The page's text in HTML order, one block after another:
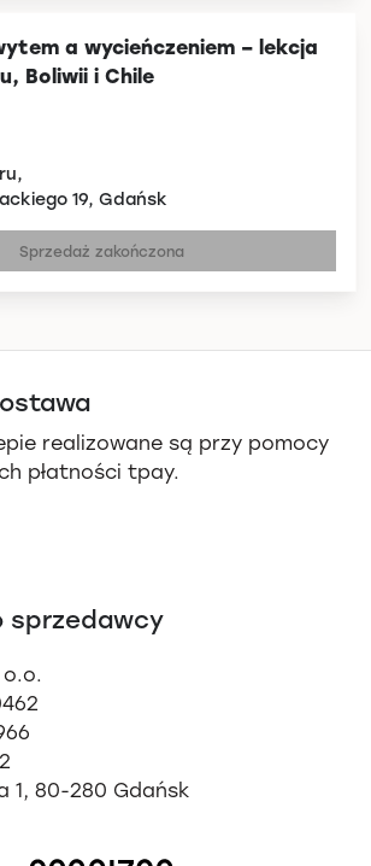
a wycieńczeniem – lekcja
Boliwii i Chile
19, Gdańsk
Sprzedaż zakończona
realizowane są przy pomocy
płatności tpay.
sprzedawcy
1, 80-280 Gdańsk